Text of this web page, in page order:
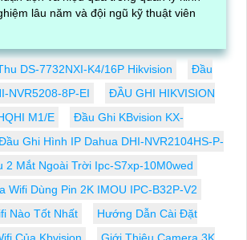
DS-7732NXI-K4/16P Hikvision
Đầu
NVR5208-8P-EI
ĐẦU GHI HIKVISION
M1/E
Đầu Ghi KBvision KX-
Ghi Hình IP Dahua DHI-NVR2104HS-P-
2 Mắt Ngoài Trời Ipc-S7xp-10M0wed
Wifi Dùng Pin 2K IMOU IPC-B32P-V2
Nào Tốt Nhất
Hướng Dẫn Cài Đặt